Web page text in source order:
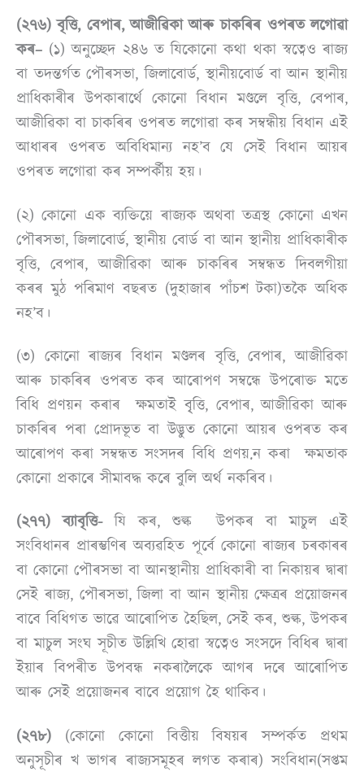
(২৭৬) বৃত্তি, বেপাৰ, আজীৱিকা আৰু চাকৰিৰ ওপৰত লগোৱা
কৰ– (১) অনুচ্ছেদ ২৪৬ ত যিকোনো কথা থকা স্বত্বেও ৰাজ্য
বা তদন্তৰ্গত পৌৰসভা, জিলাবোৰ্ড, স্থানীয়বোৰ্ড বা আন স্থানীয়
প্ৰাধিকাৰীৰ উপকাৰাৰ্থে কোনো বিধান মণ্ডলে বৃত্তি, বেপাৰ,
আজীৱিকা বা চাকৰিৰ ওপৰত লগোৱা কৰ সম্বন্ধীয় বিধান এই
আধাৰৰ ওপৰত অবিধিমান্য নহ’ব যে সেই বিধান আয়ৰ
ওপৰত লগোৱা কৰ সম্পৰ্কীয় হয়।
(২) কোনো এক ব্যক্তিয়ে ৰাজ্যক অথবা তত্ৰস্থ কোনো এখন
পৌৰসভা, জিলাবোৰ্ড, স্থানীয় বোৰ্ড বা আন স্থানীয় প্ৰাধিকাৰীক
বৃত্তি, বেপাৰ, আজীৱিকা আৰু চাকৰিৰ সম্বন্ধত দিবলগীয়া
কৰৰ মুঠ পৰিমাণ বছৰত (দুহাজাৰ পাঁচশ টকা)তকৈ অধিক
নহ’ব।
(৩) কোনো ৰাজ্যৰ বিধান মণ্ডলৰ বৃত্তি, বেপাৰ, আজীৱিকা
আৰু চাকৰিৰ ওপৰত কৰ আৰোপণ সম্বন্ধে উপৰোক্ত মতে
বিধি প্ৰণয়ন কৰাৰ ক্ষমতাই বৃ্ত্তি, বেপাৰ, আজীৱিকা আৰু
চাকৰিৰ পৰা প্ৰোদভূত বা উদ্ভুত কোনো আয়ৰ ওপৰত কৰ
আৰোপণ কৰা সম্বন্ধত সংসদৰ বিধি প্ৰণয়.ন কৰা ক্ষমতাক
কোনো প্ৰকাৰে সীমাবদ্ধ কৰে বুলি অৰ্থ নকৰিব।
(২৭৭) ব্যাবৃত্তি-যি কৰ, শুল্ক উপকৰ বা মাচুল এই
সংবিধানৰ প্ৰাৰম্ভণিৰ অব্যৱহিত পূৰ্বে কোনো ৰাজ্যৰ চৰকাৰৰ
বা কোনো পৌৰসভা বা আনস্থানীয় প্ৰাধিকাৰী বা নিকায়ৰ দ্বাৰা
সেই ৰাজ্য, পৌৰসভা, জিলা বা আন স্থানীয় ক্ষেত্ৰৰ প্ৰয়োজনৰ
বাবে বিধিগত ভাৱে আৰোপিত হৈছিল, সেই কৰ, শুল্ক, উপকৰ
বা মাচুল সংঘ সূচীত উল্লিখি হোৱা স্বত্বেও সংসদে বিধিৰ দ্বাৰা
ইয়াৰ বিপৰীত উপবন্ধ নকৰালৈকে আগৰ দৰে আৰোপিত
আৰু সেই প্ৰয়োজনৰ বাবে প্ৰয়োগ হৈ থাকিব।
(২৭৮) (কোনো কোনো বিত্তীয় বিষয়ৰ সম্পৰ্কত প্ৰথম
অনুসূচীৰ খ ভাগৰ ৰাজ্যসমূহৰ লগত কৰাৰ) সংবিধান(সপ্তম